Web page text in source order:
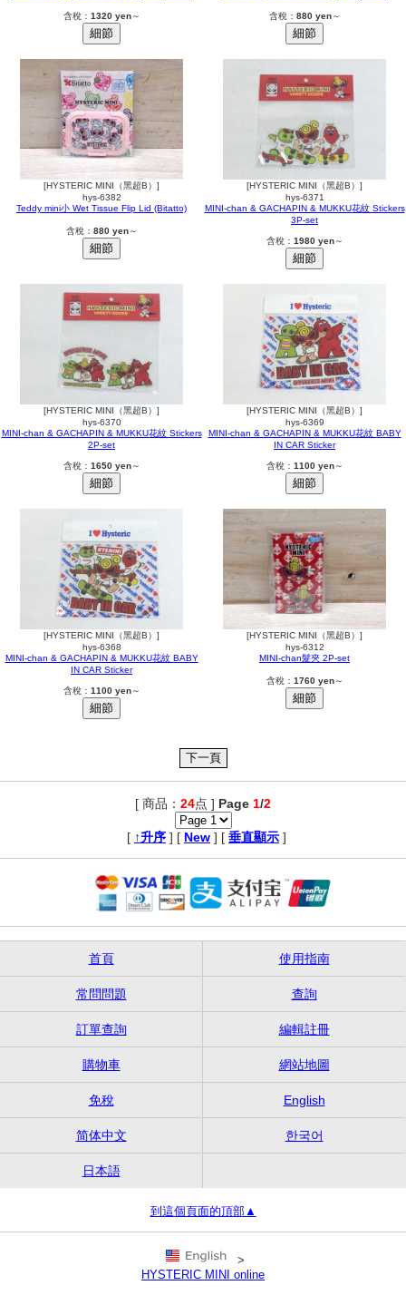
含稅： 1320 yen～ 含稅： 880 yen～
[HYSTERIC MINI（黑超B）]
hys-6382
Teddy mini小 Wet Tissue Flip Lid (Bitatto)
含稅： 880 yen～
[HYSTERIC MINI（黑超B）]
hys-6371
MINI-chan & GACHAPIN & MUKKU花紋 Stickers
3P-set
含稅： 1980 yen～
[HYSTERIC MINI（黑超B）]
hys-6370
MINI-chan & GACHAPIN & MUKKU花紋 Stickers
2P-set
含稅： 1650 yen～
[HYSTERIC MINI（黑超B）]
hys-6369
MINI-chan & GACHAPIN & MUKKU花紋 BABY
IN CAR Sticker
含稅： 1100 yen～
[HYSTERIC MINI（黑超B）]
hys-6368
MINI-chan & GACHAPIN & MUKKU花紋 BABY
IN CAR Sticker
含稅： 1100 yen～
[HYSTERIC MINI（黑超B）]
hys-6312
MINI-chan髮夾 2P-set
含稅： 1760 yen～
[ 商品： 24点 ] Page 1/2
[ ↑升序 ] [ New ] [ 垂直顯示 ]
首頁 使用指南
常問問題 查詢
訂單查詢 編輯註冊
購物車 網站地圖
免稅 English
简体中文 한국어
日本語
到這個頁面的頂部▲
>
HYSTERIC MINI online